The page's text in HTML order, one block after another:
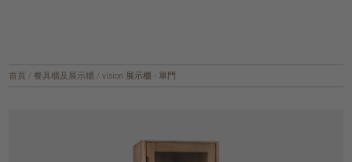
首頁 / 餐具櫃及展示櫃 / vision 展示櫃 - 單門